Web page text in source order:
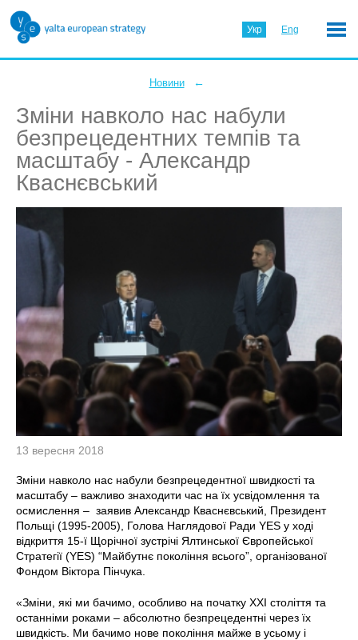
Укр Eng
Новини ←
Зміни навколо нас набули
безпрецедентних темпів та
масштабу - Александр
Кваснєвський
13 вересня 2018
Зміни навколо нас набули безпрецедентної швидкості та
масштабу – важливо знаходити час на їх усвідомлення та
осмислення – заявив Александр Кваснєвський, Президент
Польщі (1995-2005), Голова Наглядової Ради YES у ході
відкриття 15-ї Щорічної зустрічі Ялтинської Європейської
Стратегії (YES) “Майбутнє покоління всього”, організованої
Фондом Віктора Пінчука.
«Зміни, які ми бачимо, особливо на початку ХХІ століття та
останніми роками – абсолютно безпрецедентні через їх
швидкість. Ми бачимо нове покоління майже в усьому і